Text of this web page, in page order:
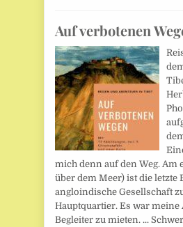
Auf verbotenen
mich denn auf den Weg. Am
über dem Meer) ist die letzte
angloindische Gesellschaft
Hauptquartier. Es war
Begleiter zu mieten. ...